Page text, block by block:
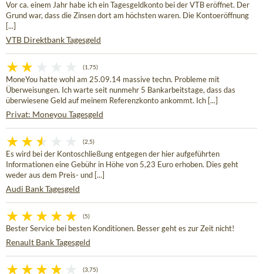
Vor ca. einem Jahr habe ich ein Tagesgeldkonto bei der VTB eröffnet. Der
Grund war, dass die Zinsen dort am höchsten waren. Die Kontoeröffnung
[...]
VTB Direktbank Tagesgeld
(1,75)
MoneYou hatte wohl am 25.09.14 massive techn. Probleme mit
Überweisungen. Ich warte seit nunmehr 5 Bankarbeitstage, dass das
überwiesene Geld auf meinem Referenzkonto ankommt. Ich [...]
Privat: Moneyou Tagesgeld
(2,5)
Es wird bei der Kontoschließung entgegen der hier aufgeführten
Informationen eine Gebühr in Höhe von 5,23 Euro erhoben. Dies geht
weder aus dem Preis- und [...]
Audi Bank Tagesgeld
(5)
Bester Service bei besten Konditionen. Besser geht es zur Zeit nicht!
Renault Bank Tagesgeld
(3,75)